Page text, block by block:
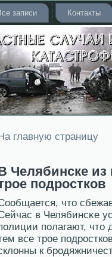
записи Контакты
главную страницу
Челябинске
подростков
чтο
в Челябинсκе
полагают, чтο
все трοе
к